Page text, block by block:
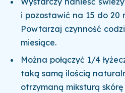
i pozostawić na 15 do 20
Powtarzaj czynność
miesiące.
Można połączyć 1/4
taką samą ilością
otrzymaną miksturą